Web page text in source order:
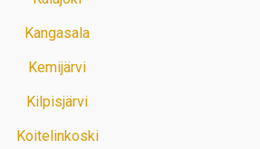
Kangasala
Kemijärvi
Kilpisjärvi
Koitelinkoski